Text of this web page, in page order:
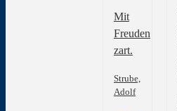
Mit
Freuden
zart.
Strube,
Adolf